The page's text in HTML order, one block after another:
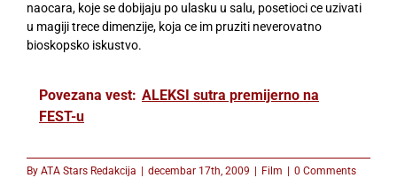
naocara, koje se dobijaju po ulasku u salu, posetioci ce uzivati
u magiji trece dimenzije, koja ce im pruziti neverovatno
bioskopsko iskustvo.
Povezana vest: ALEKSI sutra premijerno na
FEST-u
By ATA Stars Redakcija decembar 17th, 2009 Film 0 Comments